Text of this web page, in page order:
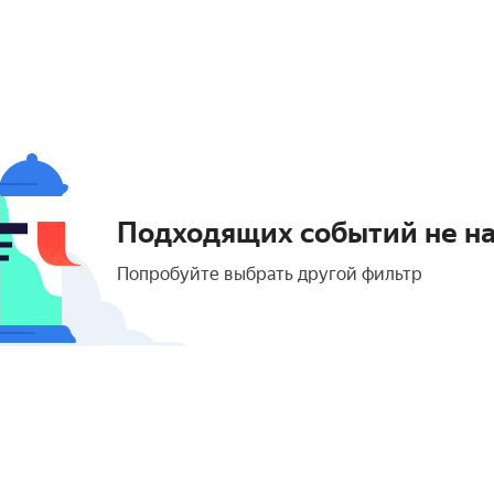
Подходящих событий не
Попробуйте выбрать другой фильтр